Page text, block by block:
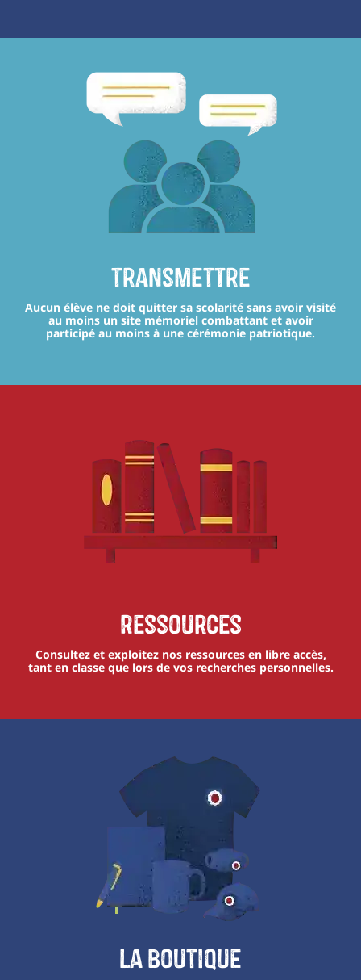
transmettre
Aucun élève ne doit quitter sa scolarité sans avoir visité
au moins un site mémoriel combattant et avoir
participé au moins à une cérémonie patriotique.
Ressources
Consultez et exploitez nos ressources en libre accès,
tant en classe que lors de vos recherches personnelles.
La boutique